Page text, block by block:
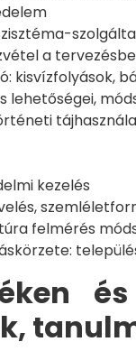
a
kisvízfolyások,
lehetőségei,
kezelés
felmérés